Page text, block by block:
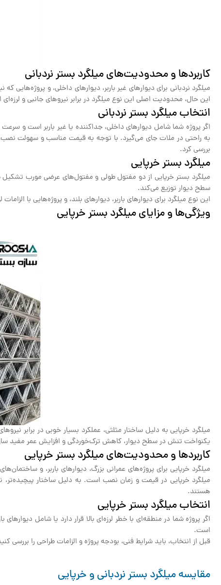
کاربردها و محدودیت‌های میلگرد بستر نردبانی
میلگرد نردبانی برای دیوارهای غیر باربر، دیوارهای داخلی، و
این حال، محدودیت اصلی این نوع میلگرد در برابر نیروهای جانبی و
انتخاب میلگرد بستر نردبانی
اگر پروژه شما شامل دیوارهای داخلی، جداکننده یا غیر باربر است و
به راحتی در ملات جای می‌گیرد. با توجه به قیمت مناسب و سهولت نصب،
بررسی کرد.
میلگرد بستر خرپایی
میلگرد بستر خرپایی از دو مفتول طولی و مفتول‌های عرضی مورب
سطح دیوار توزیع می‌کند.
این نوع میلگرد برای دیوارهای باربر، دیوارهای بلند، و پروژه‌هایی با
ویژگی‌ها و مزایای میلگرد بستر خرپایی
میلگرد خرپایی به دلیل ساختار مثلثی، عملکرد بسیار خوبی در برابر
یکنواخت تنش در سطح دیوار، کاهش ترک‌خوردگی و افزایش عمر مفید سازه
کاربردها و محدودیت‌های میلگرد بستر خرپایی
میلگرد خرپایی برای پروژه‌های عمرانی بزرگ، دیوارهای باربر، و
میلگرد خرپایی در قیمت و زمان نصب است. به دلیل ساختار پیچیده‌تر،
هستند.
انتخاب میلگرد بستر خرپایی
اگر پروژه شما در منطقه‌ای با خطر لرزه‌ای بالا قرار دارد یا شامل
است.
قبل از انتخاب، باید شرایط فنی، بودجه پروژه و الزامات طراحی را بررسی
مقایسه میلگرد بستر نردبانی و خرپایی